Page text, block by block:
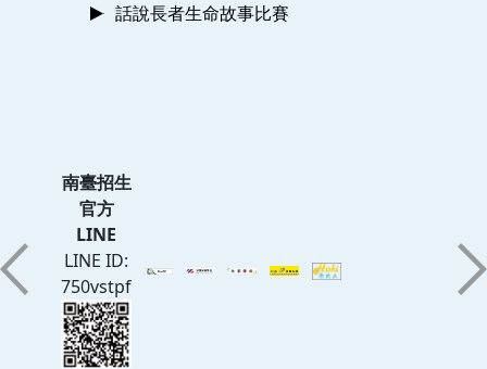
話說長者生命故事比賽
南臺招生
官方
LINE
LINE ID:
750vstpf